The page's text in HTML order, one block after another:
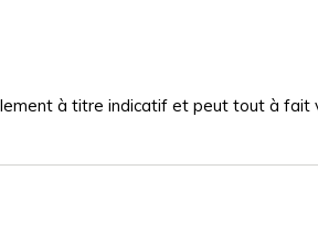
à titre indicatif et peut tout à fait